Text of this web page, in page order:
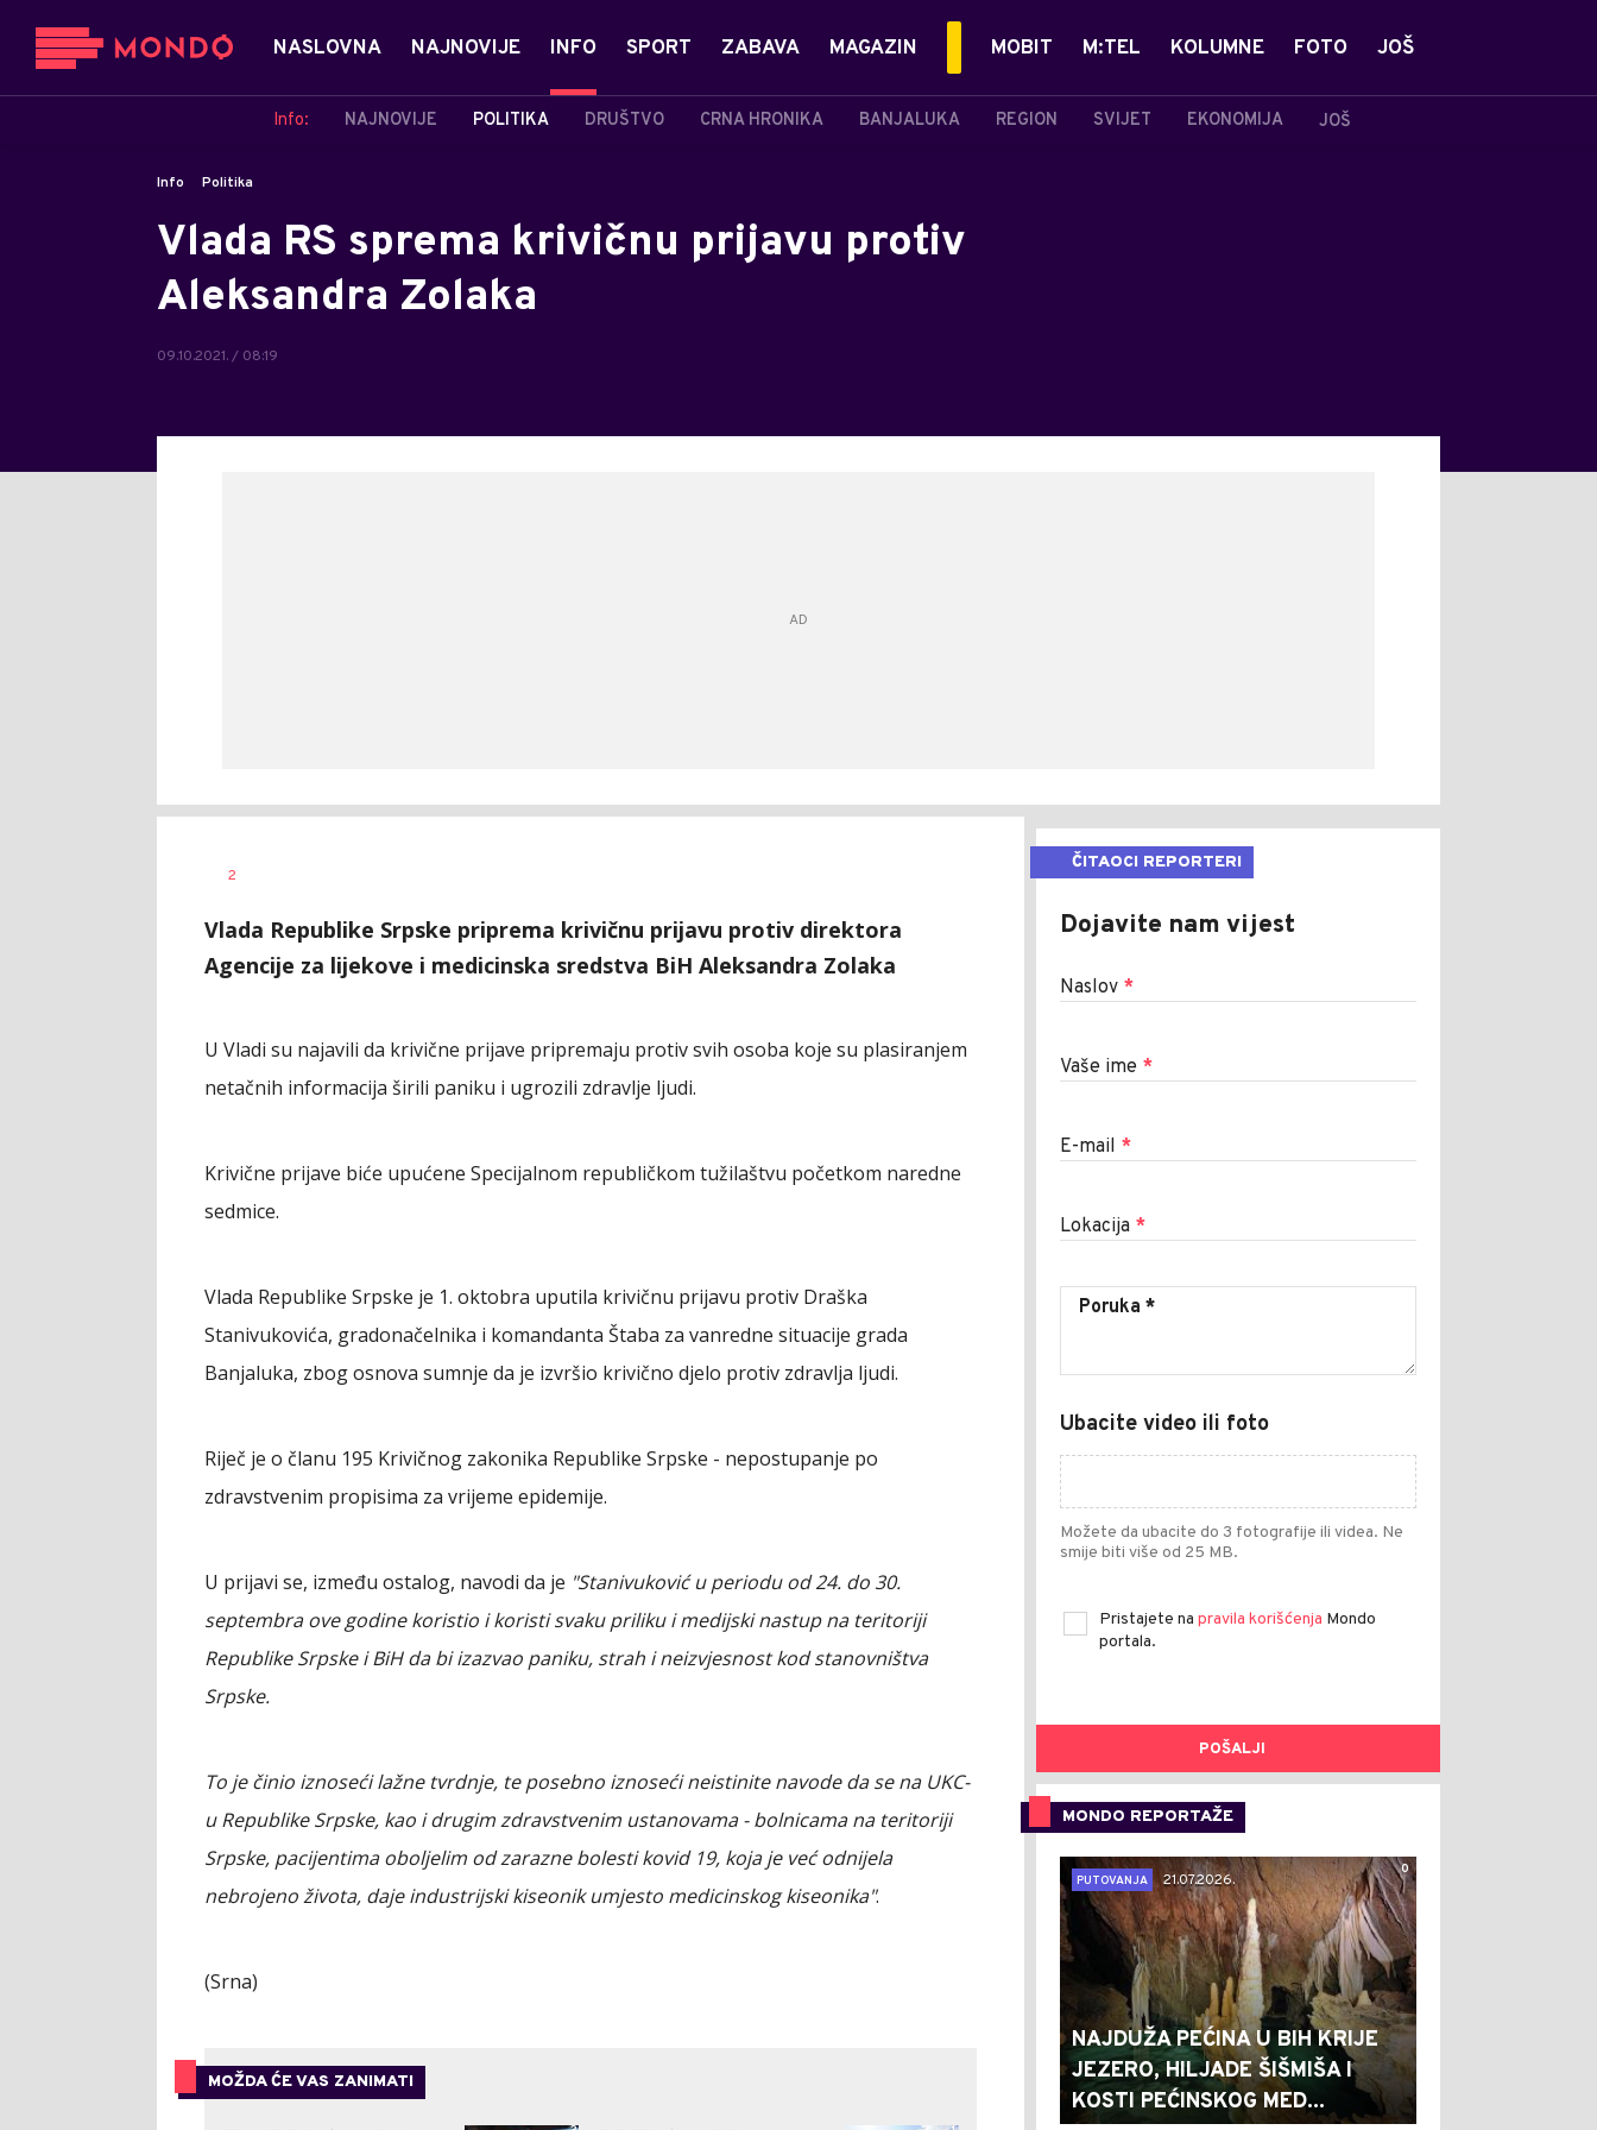
NASLOVNA NAJNOVIJE INFO
Info: NAJNOVIJE POLITIKA DRUŠTVO CRNA HRONIKA BANJALUKA REGION SVIJET EKONOMIJA JOŠ
SPORT ZABAVA MAGAZIN MOBIT M:TEL KOLUMNE FOTO JOŠ
Info Politika
Vlada RS sprema krivičnu prijavu protiv
Aleksandra Zolaka
09.10.2021. / 08:19
AUTOR
2
Vlada Republike Srpske priprema krivičnu prijavu protiv direktora
Agencije za lijekove i medicinska sredstva BiH Aleksandra Zolaka
U Vladi su najavili da krivične prijave pripremaju protiv svih osoba koje su plasiranjem
netačnih informacija širili paniku i ugrozili zdravlje ljudi.
Krivične prijave biće upućene Specijalnom republičkom tužilaštvu početkom naredne
sedmice.
Vlada Republike Srpske je 1. oktobra uputila krivičnu prijavu protiv Draška
Stanivukovića, gradonačelnika i komandanta Štaba za vanredne situacije grada
Banjaluka, zbog osnova sumnje da je izvršio krivično djelo protiv zdravlja ljudi.
Riječ je o članu 195 Krivičnog zakonika Republike Srpske - nepostupanje po
zdravstvenim propisima za vrijeme epidemije.
U prijavi se, između ostalog, navodi da je "Stanivuković u periodu od 24. do 30.
septembra ove godine koristio i koristi svaku priliku i medijski nastup na teritoriji
Republike Srpske i BiH da bi izazvao paniku, strah i neizvjesnost kod stanovništva
Srpske.
To je činio iznoseći lažne tvrdnje, te posebno iznoseći neistinite navode da se na UKC-
u Republike Srpske, kao i drugim zdravstvenim ustanovama - bolnicama na teritoriji
Srpske, pacijentima oboljelim od zarazne bolesti kovid 19, koja je već odnijela
nebrojeno života, daje industrijski kiseonik umjesto medicinskog kiseonika".
(Srna)
MOŽDA ĆE VAS ZANIMATI
ČITAOCI REPORTERI
Dojavite nam vijest
Naslov *
Vaše ime *
E-mail *
Lokacija *
Ubacite video ili foto
Možete da ubacite do 3 fotografije ili videa. Ne
smije biti više od 25 MB.
Pristajete na pravila korišćenja Mondo
portala.
POŠALJI
MONDO REPORTAŽE
0
PUTOVANJA
21.07.2026.
NAJDUŽA PEĆINA U BIH KRIJE
JEZERO, HILJADE ŠIŠMIŠA I
KOSTI PEĆINSKOG MED...